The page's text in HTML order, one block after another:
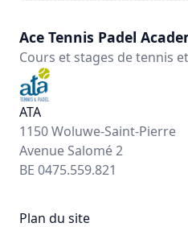
Ace Tennis Padel
Cours et stages de tennis
ATA
1150 Woluwe-Saint-Pierre
Avenue Salomé 2
BE 0475.559.821
Plan du site